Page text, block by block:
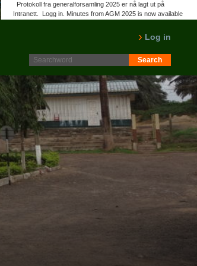
www.norpalm.no www.lacotoneria.com Canadian
Log in
Protokoll fra generalforsamling 2025 er nå lagt ut på
Intranett. Logg in. Minutes from AGM 2025 is now available